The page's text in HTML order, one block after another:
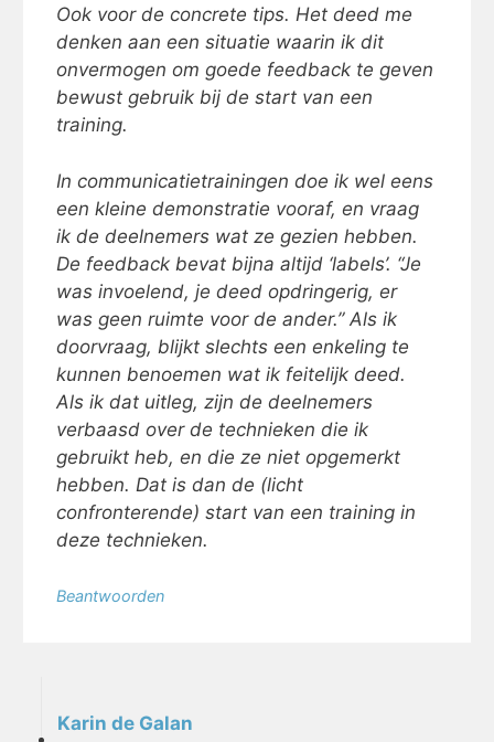
Ook voor de concrete tips. Het deed me
denken aan een situatie waarin ik dit
onvermogen om goede feedback te geven
bewust gebruik bij de start van een
training.
In communicatietrainingen doe ik wel eens
een kleine demonstratie vooraf, en vraag
ik de deelnemers wat ze gezien hebben.
De feedback bevat bijna altijd ‘labels’. “Je
was invoelend, je deed opdringerig, er
was geen ruimte voor de ander.” Als ik
doorvraag, blijkt slechts een enkeling te
kunnen benoemen wat ik feitelijk deed.
Als ik dat uitleg, zijn de deelnemers
verbaasd over de technieken die ik
gebruikt heb, en die ze niet opgemerkt
hebben. Dat is dan de (licht
confronterende) start van een training in
deze technieken.
Beantwoorden
Karin de Galan